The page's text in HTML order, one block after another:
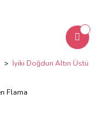
İyiki Doğdun Altın Üstü